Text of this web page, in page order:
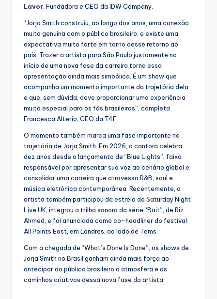
Lavor , Fundadora e CEO da IDW Company.
“Jorja Smith construiu, ao longo dos anos, uma conexão
muito genuína com o público brasileiro, e existe uma
expectativa muito forte em torno desse retorno ao
país. Trazer a artista para São Paulo justamente no
início de uma nova fase da carreira torna essa
apresentação ainda mais simbólica. É um show que
acompanha um momento importante da trajetória dela
e que, sem dúvida, deve proporcionar uma experiência
muito especial para os fãs brasileiros”, completa
Francesca Alterio, CEO da T4F.
O momento também marca uma fase importante na
trajetória de Jorja Smith. Em 2026, a cantora celebra
dez anos desde o lançamento de “Blue Lights”, faixa
responsável por apresentar sua voz ao cenário global e
consolidar uma carreira que atravessa R&B, soul e
música eletrônica contemporânea. Recentemente, a
artista também participou da estreia do Saturday Night
Live UK, integrou a trilha sonora da série “Bait”, de Riz
Ahmed, e foi anunciada como co-headliner do festival
All Points East, em Londres, ao lado de Tems.
Com a chegada de “What’s Done Is Done”, os shows de
Jorja Smith no Brasil ganham ainda mais força ao
antecipar ao público brasileiro a atmosfera e os
caminhos criativos dessa nova fase da artista.